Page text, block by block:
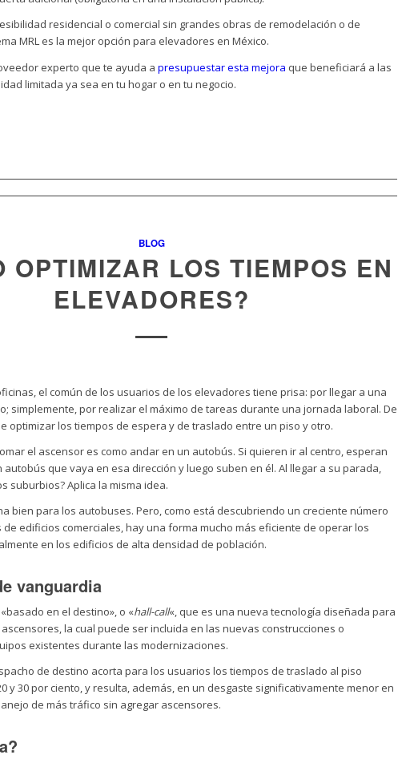
residencial o comercial sin grandes obras de remodelación o de
MRL es la mejor opción para elevadores en México.
experto que te ayuda a presupuestar esta mejora que beneficiará a las
limitada ya sea en tu hogar o en tu negocio.
BLOG
OPTIMIZAR LOS TIEMPOS EN
ELEVADORES?
el común de los usuarios de los elevadores tiene prisa: por llegar a una
simplemente, por realizar el máximo de tareas durante una jornada laboral. De
optimizar los tiempos de espera y de traslado entre un piso y otro.
el ascensor es como andar en un autobús. Si quieren ir al centro, esperan
que vaya en esa dirección y luego suben en él. Al llegar a su parada,
suburbios? Aplica la misma idea.
bien para los autobuses. Pero, como está descubriendo un creciente número
edificios comerciales, hay una forma mucho más eficiente de operar los
en los edificios de alta densidad de población.
vanguardia
en el destino», o «hall-call«, que es una nueva tecnología diseñada para
la cual puede ser incluida en las nuevas construcciones o
existentes durante las modernizaciones.
de destino acorta para los usuarios los tiempos de traslado al piso
y 30 por ciento, y resulta, además, en un desgaste significativamente menor en
de más tráfico sin agregar ascensores.